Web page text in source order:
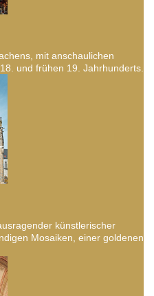
mit anschaulichen
und frühen 19. Jahrhunderts.
künstlerischer
Mosaiken, einer goldenen